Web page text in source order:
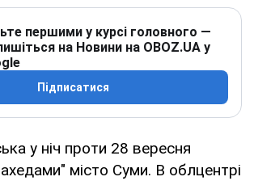
першими у курсі головного —
на Новини на OBOZ.UA у
Підписатися
у ніч проти 28 вересня
місто Суми. В облцентрі